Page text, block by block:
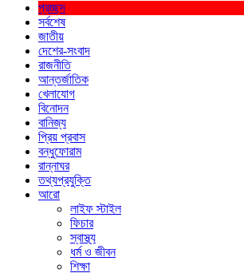
প্রচ্ছদ
সর্বশেষ
জাতীয়
দেশের-সংবাদ
রাজনীতি
আন্তর্জাতিক
খেলাযোগ
বিনোদন
বানিজ্য
প্রিয় প্রবাস
বন্ধুফোরাম
রান্নাঘর
তথ্যপ্রযুক্তি
আরো
লাইফ স্টাইল
ফিচার
স্বাস্থ্য
ধর্ম ও জীবন
শিক্ষা